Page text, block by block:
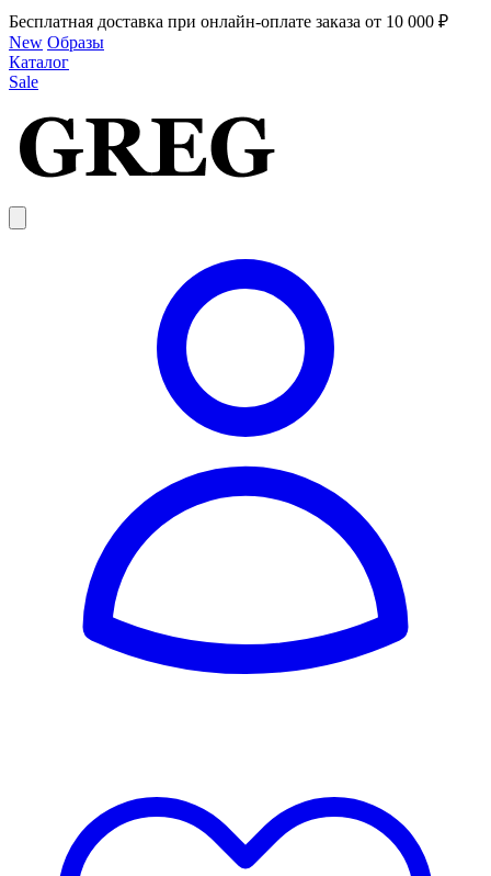
Бесплатная доставка при онлайн-оплате заказа от 10 000 ₽
New Образы
Каталог
Sale